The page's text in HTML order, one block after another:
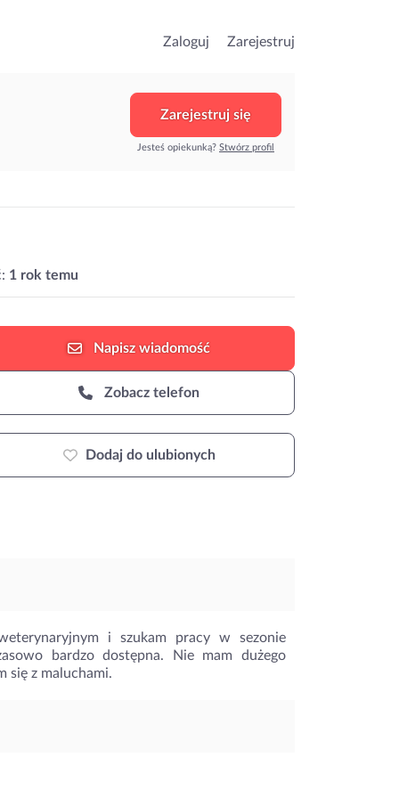
Zaloguj Zarejestruj
Zarejestruj się
Jesteś opiekunką? Stwórz profil
1 rok temu
Napisz wiadomość
Zobacz telefon
Dodaj do ulubionych
i szukam pracy w sezonie
bardzo dostępna. Nie mam dużego
się z maluchami.